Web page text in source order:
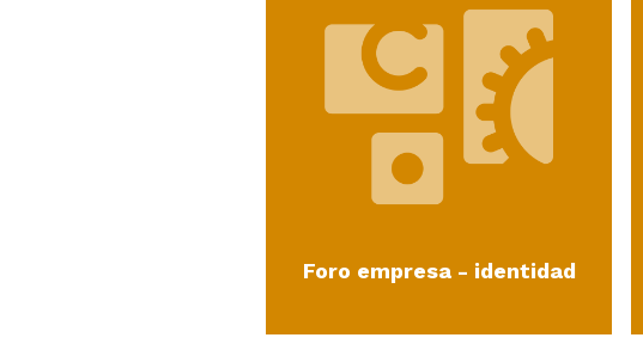
Foro empresa - identidad